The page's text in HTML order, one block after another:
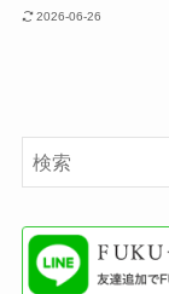
2026-06-26